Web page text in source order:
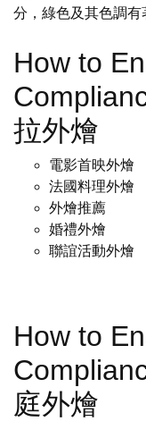
分，綠色及其色調有
How to
拉外燴
電影首映外燴
法國料理外燴
外燴推薦
婚禮外燴
聯誼活動外燴
How to
庭外燴